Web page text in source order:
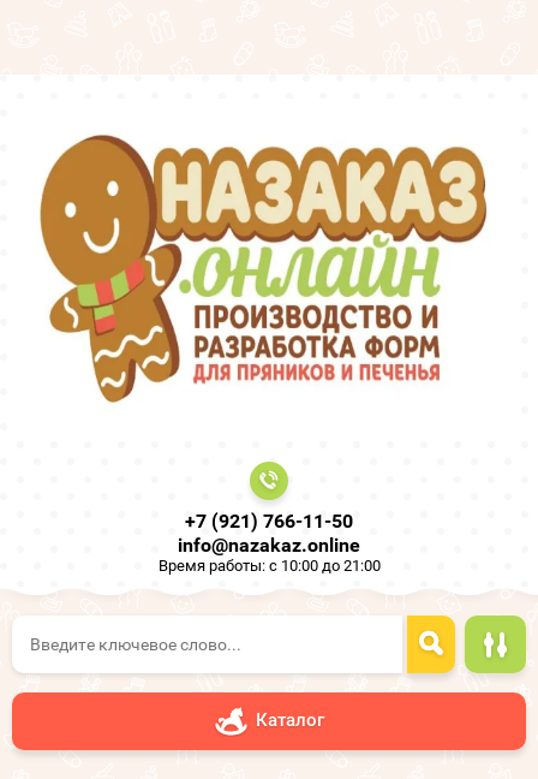
+7 (921) 766-11-50
info@nazakaz.online
Время работы: с 10:00 до 21:00
Каталог